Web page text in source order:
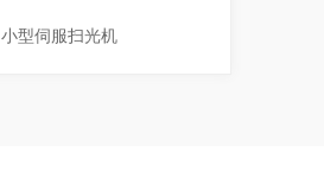
小型伺服扫光机